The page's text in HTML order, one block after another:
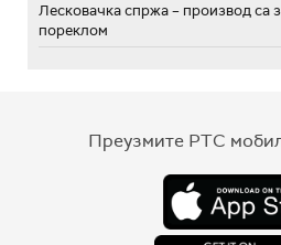
Лесковачка спржа – производ са
пореклом
Преузмите РТС